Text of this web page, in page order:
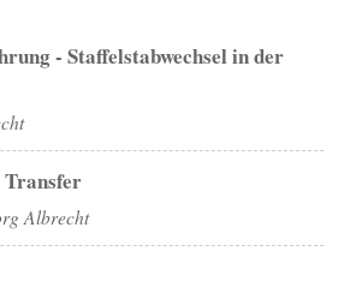
- Staffelstabwechsel in der
Albrecht